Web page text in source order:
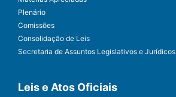
Plenário
Comissões
Consolidação de Leis
Secretaria de Assuntos Legislativos e Jurídicos
Leis e Atos Oficiais